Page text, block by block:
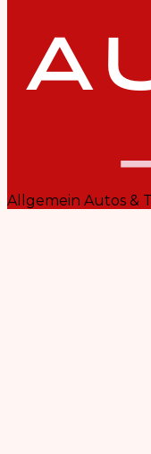
Allgemein Autos &